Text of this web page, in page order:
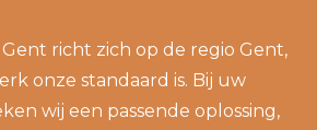
richt zich op de regio Gent,
onze standaard is. Bij uw
wij een passende oplossing,